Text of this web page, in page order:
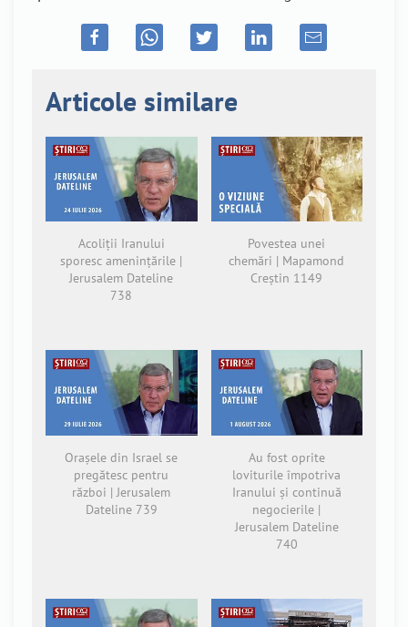
Articole similare
Acoliții Iranului
sporesc amenințările |
Jerusalem Dateline
738
Povestea unei
chemări | Mapamond
Creștin 1149
Orașele din Israel se
pregătesc pentru
război | Jerusalem
Dateline 739
Au fost oprite
loviturile împotriva
Iranului și continuă
negocierile |
Jerusalem Dateline
740